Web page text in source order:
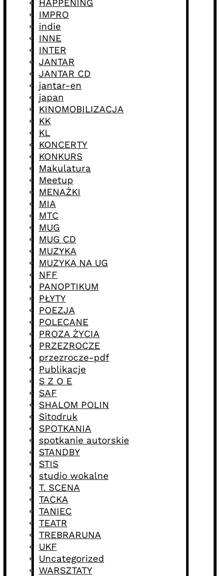
HAPPENING
IMPRO
indie
INNE
INTER
JANTAR
JANTAR CD
jantar-en
japan
KINOMOBILIZACJA
KK
KL
KONCERTY
KONKURS
Makulatura
Meetup
MENAŻKI
MIA
MTC
MUG
MUG CD
MUZYKA
MUZYKA NA UG
NFF
PANOPTIKUM
PŁYTY
POEZJA
POLECANE
PROZA ŻYCIA
PRZEZROCZE
przezrocze-pdf
Publikacje
S Z O E
SAF
SHALOM POLIN
Sitodruk
SPOTKANIA
spotkanie autorskie
STANDBY
STIS
studio wokalne
T. SCENA
TACKA
TANIEC
TEATR
TREBRARUNA
UKF
Uncategorized
WARSZTATY